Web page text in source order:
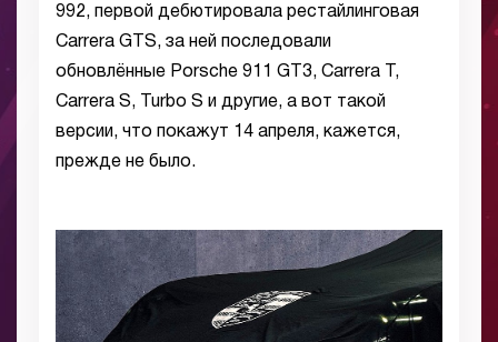
992, первой дебютировала рестайлинговая
Carrera GTS, за ней последовали
обновлённые Porsche 911 GT3, Carrera T,
Carrera S, Turbo S и другие, а вот такой
версии, что покажут 14 апреля, кажется,
прежде не было.